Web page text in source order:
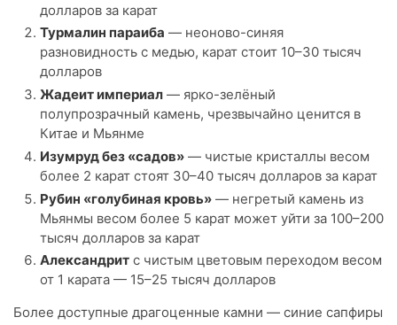
долларов за карат
Турмалин параиба — неоново-синяя
разновидность с медью, карат стоит 10–30 тысяч
долларов
Жадеит империал — ярко-зелёный
полупрозрачный камень, чрезвычайно ценится в
Китае и Мьянме
Изумруд без «садов» — чистые кристаллы весом
более 2 карат стоят 30–40 тысяч долларов за карат
Рубин «голубиная кровь» — негретый камень из
Мьянмы весом более 5 карат может уйти за 100–200
тысяч долларов за карат
Александрит с чистым цветовым переходом весом
от 1 карата — 15–25 тысяч долларов
Более доступные драгоценные камни — синие сапфиры